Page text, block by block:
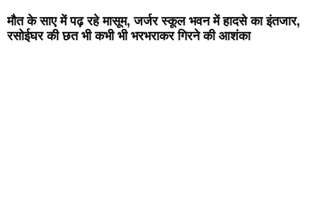
मौत के साए में पढ़ रहे मासूम, जर्जर स्कूल भवन में हादसे का इंतजार,
रसोईघर की छत भी कभी भी भरभराकर गिरने की आशंका